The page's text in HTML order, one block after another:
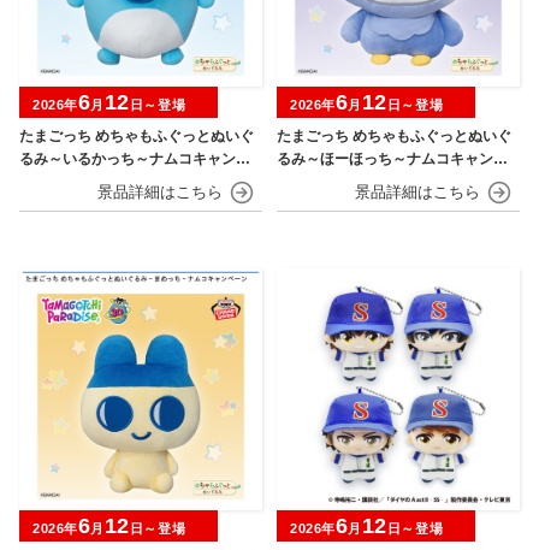
たまごっち めちゃもふぐっとぬいぐ
るみ～いるかっち～ナムコキャンペ
2026年6月 12 日～登場
たまごっち めちゃもふぐっとぬいぐ
るみ～ほーほっち～ナムコキャンペ
2026年6月 12 日～登場
2026年6月 12 日～登場 2026年6月 12 日～登場